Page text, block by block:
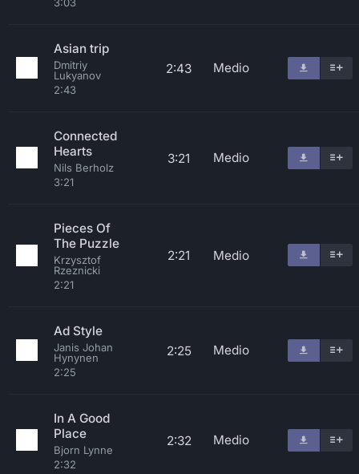
Asian trip
Dmitriy
Lukyanov
2:43
2:43 Medio
Connected
Hearts
Nils Berholz
3:21
3:21 Medio
Pieces Of
The Puzzle
Krzysztof
Rzeznicki
2:21
2:21 Medio
Ad Style
Janis Johan
Hynynen
2:25
2:25 Medio
In A Good
Place
Bjorn Lynne
2:32
2:32 Medio